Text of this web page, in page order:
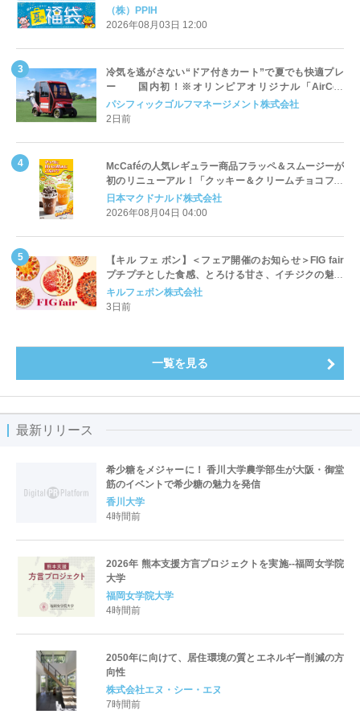
「夏福袋」＆セール 8月6日(木)より順次スタート
（株）PPIH
2026年08月03日 12:00
冷気を逃がさない“ドア付きカート”で夏でも快適プレ
ー 国内初！※オリンピアオリジナル「AirCon
Cart（エアコンカート）」導入 | ＰＧＭ
パシフィックゴルフマネージメント株式会社
2日前
McCaféの人気レギュラー商品フラッペ＆スムージーが
初のリニューアル！「クッキー＆クリームチョコフラ
ッペ」「マンゴースムージー」8月5日（水）から販売
開始
日本マクドナルド株式会社
2026年08月04日 04:00
【キル フェ ボン】＜フェア開催のお知らせ＞FIG fair
プチプチとした食感、とろける甘さ、イチジクの魅力
をたっぷりと。新作を含め、イチジク尽くしの全4種が
登場8月20日（木）スタート
キルフェボン株式会社
3日前
一覧を見る
最新リリース
希少糖をメジャーに！ 香川大学農学部生が大阪・御堂
筋のイベントで希少糖の魅力を発信
香川大学
4時間前
2026年 熊本支援方言プロジェクトを実施--福岡女学院
大学
福岡女学院大学
4時間前
2050年に向けて、居住環境の質とエネルギー削減の方
向性
株式会社エヌ・シー・エヌ
7時間前